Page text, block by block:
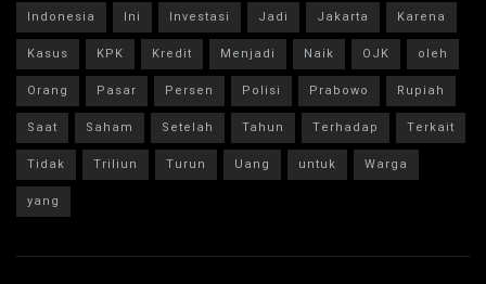
Indonesia
Ini Investasi Jadi Jakarta
Karena
Kasus
KPK Kredit Menjadi Naik OJK
oleh
Orang
Pasar Persen Polisi Prabowo
Rupiah
Saat
Saham Setelah Tahun Terhadap
Terkait
Tidak
Triliun Turun Uang untuk
Warga
yang